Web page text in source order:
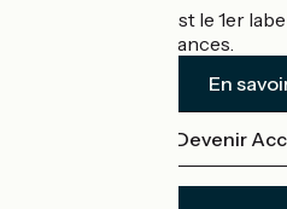
Accueil Vélo c'est le 1er
cyclistes en vacances.
En
Devenir